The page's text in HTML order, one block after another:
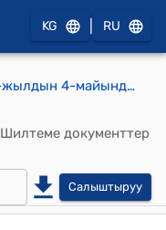
KG RU
КР Өкмөтүнүн 2020-жылдын 4-майындагы № 235 "Кыргыз Республикасынын Өкмөтүнүн 2019-жылдын 18-сентябрындагы № 484 "Салыктык эмес кирешелер жөнүндө Кыргыз Республикасынын кодексине өзгөртүүлөрдү киргизүү тууралуу" Кыргыз Республикасынын Мыйзамынын долбоору жөнүндө" токтомун күчүн жоготту деп таануу жөнүндө" токтому
Шилтеме документтер
Салыштыруу